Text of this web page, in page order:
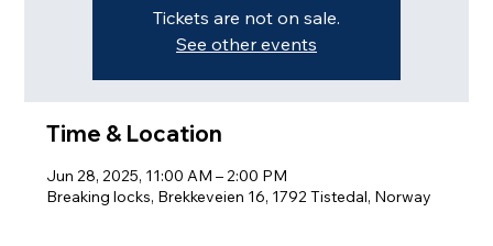
Tickets are not on sale.
See other events
Time & Location
Jun 28, 2025, 11:00 AM – 2:00 PM
Breaking locks, Brekkeveien 16, 1792 Tistedal, Norway